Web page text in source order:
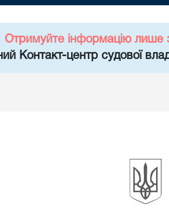
Отримуйте інформацію лише
Контакт-центр судової